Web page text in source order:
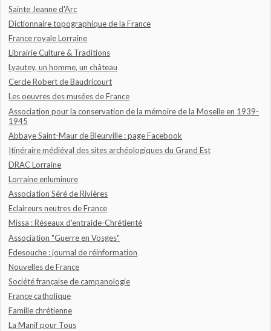
Sainte Jeanne d'Arc
Dictionnaire topographique de la France
France royale Lorraine
Librairie Culture & Traditions
Lyautey, un homme, un château
Cercle Robert de Baudricourt
Les oeuvres des musées de France
Association pour la conservation de la mémoire de la Moselle en 1939-
1945
Abbaye Saint-Maur de Bleurville : page Facebook
Itinéraire médiéval des sites archéologiques du Grand Est
DRAC Lorraine
Lorraine enluminure
Association Séré de Rivières
Eclaireurs neutres de France
Missa : Réseaux d'entraide-Chrétienté
Association "Guerre en Vosges"
Fdesouche : journal de réinformation
Nouvelles de France
Société française de campanologie
France catholique
Famille chrétienne
La Manif pour Tous